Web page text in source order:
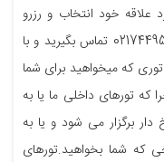
علاقه خود انتخاب و رزرو
آنلاین نمائید، و در غیر این صورت با تلفن 02174495 تماس بگیرید و با
که میخواهید برای شما
که تورهای داخلی ما یا به
برگزار می شود و یا به
که شما بخواهید.تورهای